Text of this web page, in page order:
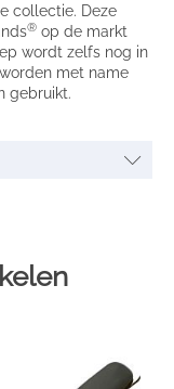
collectie. Deze
® op de markt
wordt zelfs nog in
met name
gebruikt.